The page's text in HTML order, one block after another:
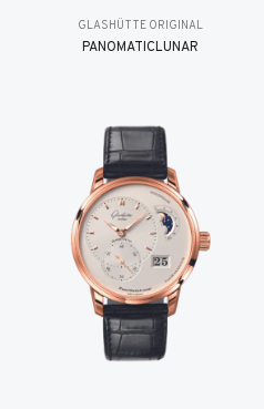
GLASHÜTTE ORIGINAL
PANOMATICLUNAR